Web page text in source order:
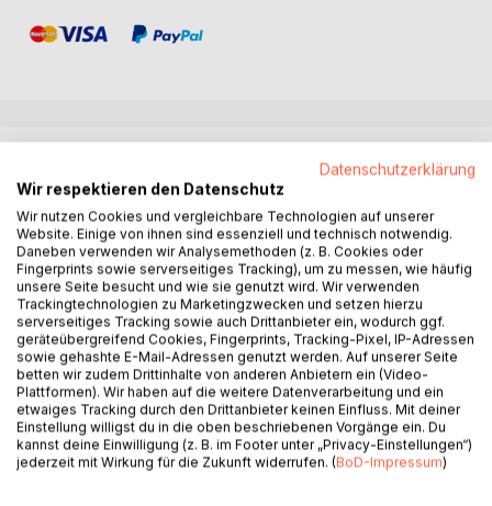
Schmetterlinge haben gegenüber den meisten anderen
Lebewesen eine Besonderheit: sie werden nicht als
Schmetterlinge geboren, sondern verwandeln sich erst zu
solchen durch eine Metamorphose aus einer Raupe.
Deshalb erscheinen sie auch so hervorragend dafür
geeignet, die Veränderungsprozesse von uns Menschen zu
versinnbildlichen.
Wie das im Einzelnen funktioniert, soll hier nicht
Gegenstand der Erörterung sein, weil dies kein
Biologiebuch ist. Näheres dazu kannst Du unter dem
Suchwort Metamorphose googeln. Wesentlich dabei ist:
eine Raupe kann nur kriechen, ein Schmetterling hingegen
Datenschutzerklärung
Wir respektieren den Datenschutz
Wir nutzen Cookies und vergleichbare Technologien auf unserer
Website. Einige von ihnen sind essenziell und technisch notwendig.
Daneben verwenden wir Analysemethoden (z. B. Cookies oder
Fingerprints sowie serverseitiges Tracking), um zu messen, wie häufig
unsere Seite besucht und wie sie genutzt wird. Wir verwenden
Trackingtechnologien zu Marketingzwecken und setzen hierzu
serverseitiges Tracking sowie auch Drittanbieter ein, wodurch ggf.
geräteübergreifend Cookies, Fingerprints, Tracking-Pixel, IP-Adressen
sowie gehashte E-Mail-Adressen genutzt werden. Auf unserer Seite
betten wir zudem Drittinhalte von anderen Anbietern ein (Video-
Plattformen). Wir haben auf die weitere Datenverarbeitung und ein
etwaiges Tracking durch den Drittanbieter keinen Einfluss. Mit deiner
Einstellung willigst du in die oben beschriebenen Vorgänge ein. Du
kannst deine Einwilligung (z. B. im Footer unter „Privacy-Einstellungen“)
jederzeit mit Wirkung für die Zukunft widerrufen. (BoD-Impressum)